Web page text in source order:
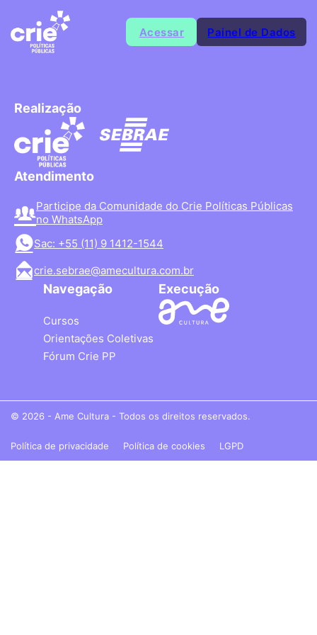
Acessar Painel de Dados
Realização
Atendimento
Participe da Comunidade do Crie Políticas Públicas
no WhatsApp
Sac: +55 (11) 9 1412-1544
crie.sebrae@amecultura.com.br
Navegação
Cursos
Orientações Coletivas
Fórum Crie PP
Execução
© 2026 - Ame Cultura - Todos os direitos reservados.
Política de privacidade Política de cookies LGPD